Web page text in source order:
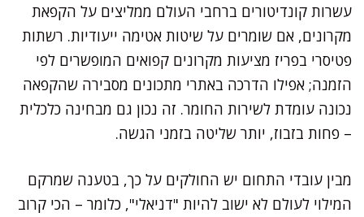
עשרות קונדיטורים ברחבי העולם ממליצים על הקפאת
מקרונים, אם שומרים על שיטות אטימה ייעודיות. רשתות
פטיסרי בפריז מציעות מקרונים קפואים המופשרים לפי
הזמנה; אפילו הדרכה באתרי מתכונים מסבירה שהקפאה
נכונה עומדת לשירות החומר. זה נכון גם מבחינה כלכלית
– פחות בזבוז, יותר שליטה בזמני הגשה.
מבין עובדי התחום יש החולקים על כך, בטענה שמרקם
המילוי לעולם לא ישוב להיות "דניאלי", כלומר – הכי קרוב